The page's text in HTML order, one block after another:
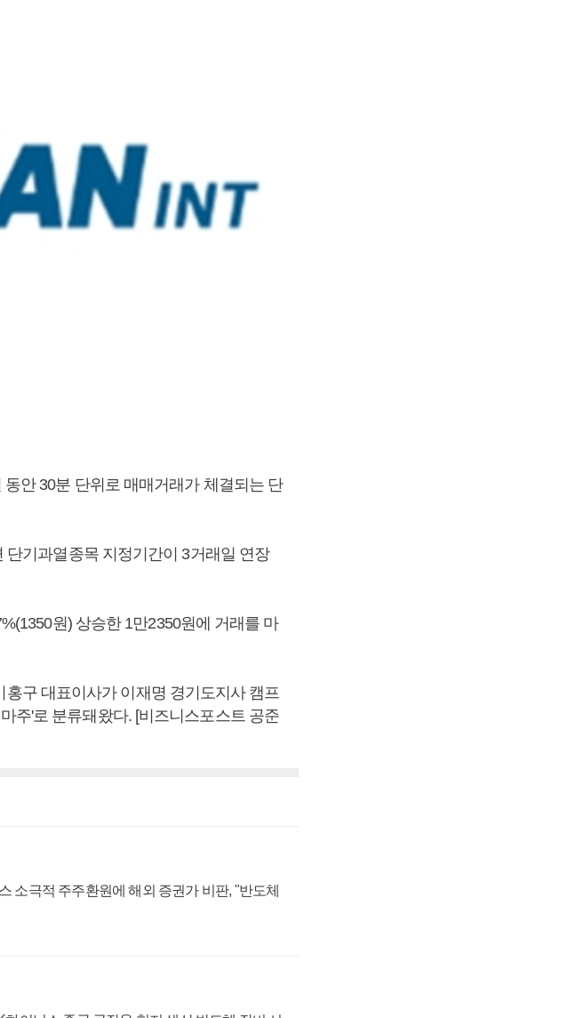
안 30분 단위로 매매거래가 체결되는 단
단기과열종목 지정기간이 3거래일 연장
원) 상승한 1만2350원에 거래를 마
구 대표이사가 이재명 경기도지사 캠프
주'로 분류돼왔다. [비즈니스포스트 공준
소극적 주주환원에 해외 증권가 비판, "반도체